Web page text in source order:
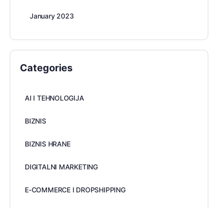
January 2023
Categories
AI I TEHNOLOGIJA
BIZNIS
BIZNIS HRANE
DIGITALNI MARKETING
E-COMMERCE I DROPSHIPPING